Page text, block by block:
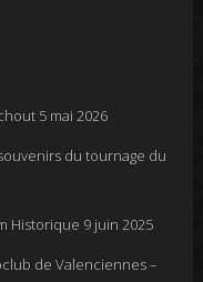
5 mai 2026
du tournage du
Historique 9 juin 2025
de Valenciennes –